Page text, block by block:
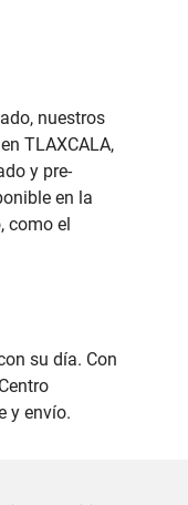
nuestros
TLAXCALA,
y pre-
en la
como el
su día. Con
y envío.